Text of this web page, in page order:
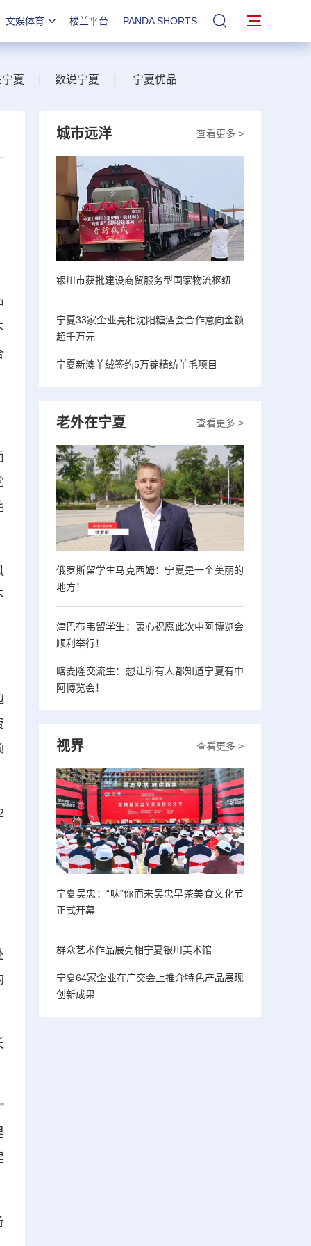
文娱体育 楼兰平台 PANDA SHORTS 站内搜索
夏 数说宁夏 宁夏优品
查看更多 >
城市远洋
银川市获批建设商贸服务型国家物流枢纽
宁夏33家企业亮相沈阳糖酒会合作意向金额
超千万元
宁夏新澳羊绒签约5万锭精纺羊毛项目
查看更多 >
老外在宁夏
俄罗斯留学生马克西姆：宁夏是一个美丽的
地方！
津巴布韦留学生：衷心祝愿此次中阿博览会
顺利举行！
喀麦隆交流生：想让所有人都知道宁夏有中
阿博览会！
查看更多 >
视界
宁夏吴忠：“味”你而来吴忠早茶美食文化节
正式开幕
群众艺术作品展亮相宁夏银川美术馆
宁夏64家企业在广交会上推介特色产品展现
创新成果